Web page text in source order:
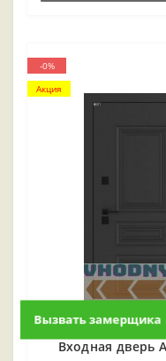
-0%
Акция
Входная дверь
Вызвать замерщика